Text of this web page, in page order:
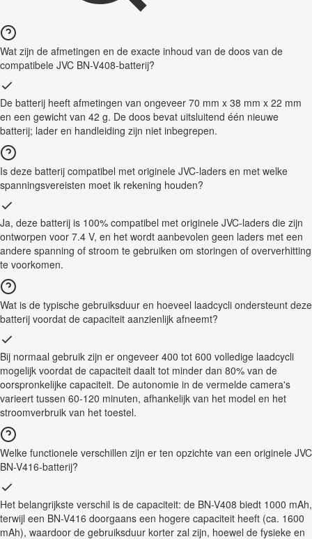
Wat zijn de afmetingen en de exacte inhoud van de doos van de
compatibele JVC BN-V408-batterij?
De batterij heeft afmetingen van ongeveer 70 mm x 38 mm x 22 mm
en een gewicht van 42 g. De doos bevat uitsluitend één nieuwe
batterij; lader en handleiding zijn niet inbegrepen.
Is deze batterij compatibel met originele JVC-laders en met welke
spanningsvereisten moet ik rekening houden?
Ja, deze batterij is 100% compatibel met originele JVC-laders die zijn
ontworpen voor 7.4 V, en het wordt aanbevolen geen laders met een
andere spanning of stroom te gebruiken om storingen of oververhitting
te voorkomen.
Wat is de typische gebruiksduur en hoeveel laadcycli ondersteunt deze
batterij voordat de capaciteit aanzienlijk afneemt?
Bij normaal gebruik zijn er ongeveer 400 tot 600 volledige laadcycli
mogelijk voordat de capaciteit daalt tot minder dan 80% van de
oorspronkelijke capaciteit. De autonomie in de vermelde camera's
varieert tussen 60-120 minuten, afhankelijk van het model en het
stroomverbruik van het toestel.
Welke functionele verschillen zijn er ten opzichte van een originele JVC
BN-V416-batterij?
Het belangrijkste verschil is de capaciteit: de BN-V408 biedt 1000 mAh,
terwijl een BN-V416 doorgaans een hogere capaciteit heeft (ca. 1600
mAh), waardoor de gebruiksduur korter zal zijn, hoewel de fysieke en